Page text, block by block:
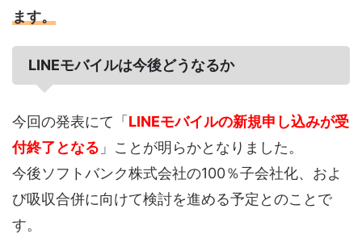
ます。
LINEモバイルは今後どうなるか
今回の発表にて「 LINEモバイルの新規申し込みが受
付終了となる 」ことが明らかとなりました。
今後ソフトバンク株式会社の100％子会社化、およ
び吸収合併に向けて検討を進める予定とのことで
す。